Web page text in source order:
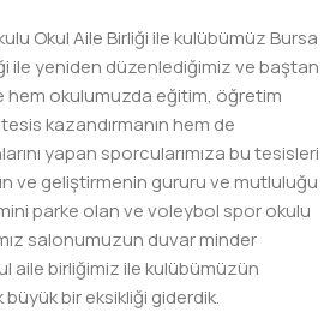
Okul Aile Birliği ile kulübümüz Bursa
ile yeniden düzenlediğimiz ve baştan
hem okulumuzda eğitim, öğretim
kazandırmanın hem de
yapan sporcularımıza bu tesisleri
ve geliştirmenin gururu ve mutluluğu
parke olan ve voleybol spor okulu
salonumuzun duvar minder
aile birliğimiz ile kulübümüzün
bir eksikliği giderdik.